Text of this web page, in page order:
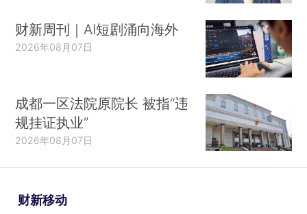
财新周刊｜AI短剧涌向海外
2026年08月07日
成都一区法院原院长 被指“违
规挂证执业”
2026年08月07日
财新移动